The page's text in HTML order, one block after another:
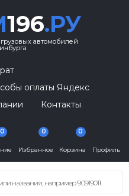
196.РУ
автомобилей
оплаты Яндекс
Контакты
0
Избранное
0
Корзина
0
Профиль